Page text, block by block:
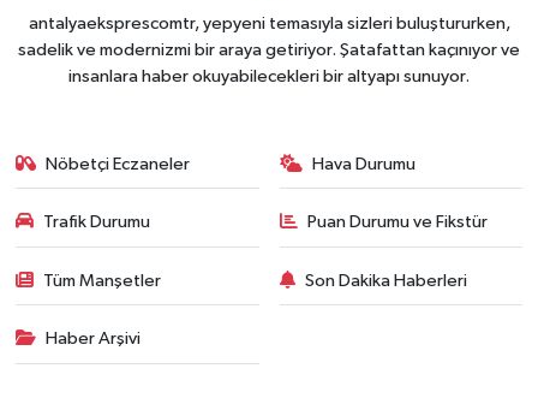
antalyaeksprescomtr, yepyeni temasıyla sizleri buluştururken,
sadelik ve modernizmi bir araya getiriyor. Şatafattan kaçınıyor ve
insanlara haber okuyabilecekleri bir altyapı sunuyor.
Nöbetçi Eczaneler Hava Durumu
Trafik Durumu Puan Durumu ve Fikstür
Tüm Manşetler Son Dakika Haberleri
Haber Arşivi